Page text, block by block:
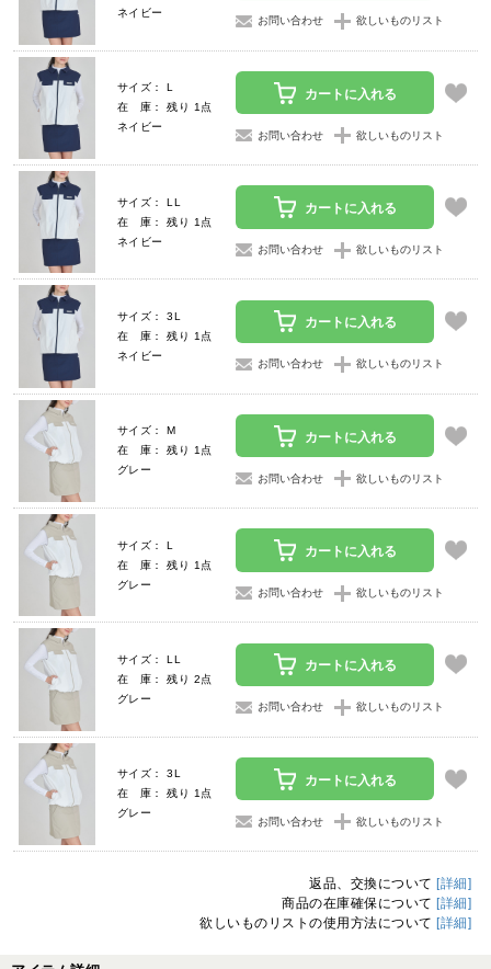
ネイビー
お問い合わせ 欲しいものリスト
サイズ： L
在 庫： 残り 1点
ネイビー
カートに入れる
お問い合わせ 欲しいものリスト
サイズ： LL
在 庫： 残り 1点
ネイビー
カートに入れる
お問い合わせ 欲しいものリスト
サイズ： 3L
在 庫： 残り 1点
ネイビー
カートに入れる
お問い合わせ 欲しいものリスト
サイズ： M
在 庫： 残り 1点
グレー
カートに入れる
お問い合わせ 欲しいものリスト
サイズ： L
在 庫： 残り 1点
グレー
カートに入れる
お問い合わせ 欲しいものリスト
サイズ： LL
在 庫： 残り 2点
グレー
カートに入れる
お問い合わせ 欲しいものリスト
サイズ： 3L
在 庫： 残り 1点
グレー
カートに入れる
お問い合わせ 欲しいものリスト
返品、交換について [詳細]
商品の在庫確保について [詳細]
欲しいものリストの使用方法について [詳細]